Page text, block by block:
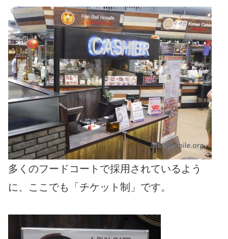
多くのフードコートで採用されているよう
に、ここでも「チケット制」です。